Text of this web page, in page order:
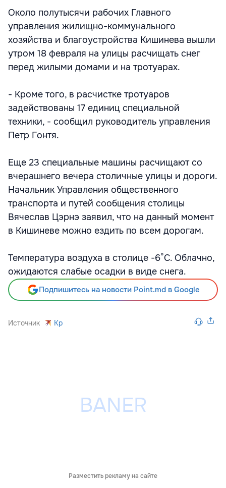
Около полутысячи рабочих Главного
управления жилищно-коммунального
хозяйства и благоустройства Кишинева вышли
утром 18 февраля на улицы расчищать снег
перед жилыми домами и на тротуарах.
- Кроме того, в расчистке тротуаров
задействованы 17 единиц специальной
техники, - сообщил руководитель управления
Петр Гонтя.
Еще 23 специальные машины расчищают со
вчерашнего вечера столичные улицы и дороги.
Начальник Управления общественного
транспорта и путей сообщения столицы
Вячеслав Цэрнэ заявил, что на данный момент
в Кишиневе можно ездить по всем дорогам.
Температура воздуха в столице -6°C. Облачно,
ожидаются слабые осадки в виде снега.
Подпишитесь на новости Point.md в Google
Источник Kp
Разместить рекламу на сайте